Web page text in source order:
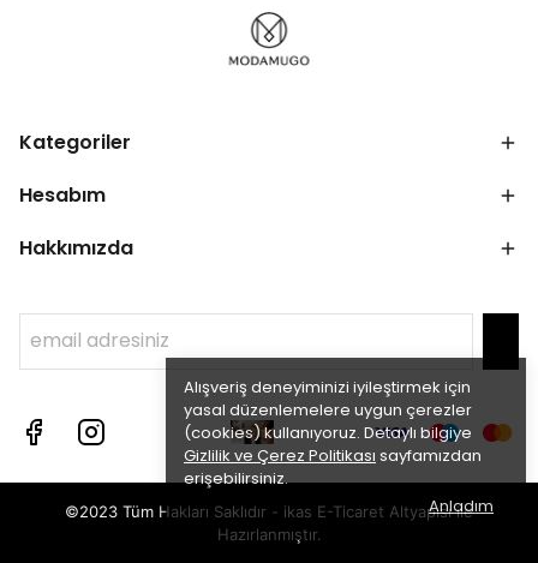
Alışveriş deneyiminizi iyileştirmek için
yasal düzenlemelere uygun çerezler
(cookies) kullanıyoruz. Detaylı bilgiye
Gizlilik ve Çerez Politikası sayfamızdan
erişebilirsiniz.
Anladım
Kategoriler
Hesabım
Hakkımızda
©2023 Tüm Hakları Saklıdır - ikas E-Ticaret Altyapısı ile
Hazırlanmıştır.